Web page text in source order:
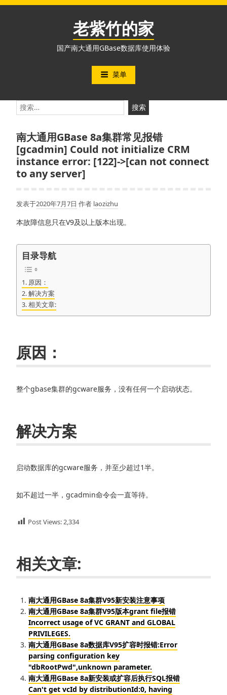
跳
老紫竹的家
国产南大通用GBase数据库使用体验
菜单
搜
索：
南大通用GBase 8a集群常见报错
[gcadmin] Could not initialize CRM
instance error: [122]->[can not connect
to any server]
发表于2020年7月7日 作者 laozizhu
本故障信息只在V9及以上版本出现。
目录导航
原因：
解决方案
相关文章:
原因：
整个gbase集群的gcware服务，没有任何一个启动状态。
解决方案
启动数据库的gcware服务，并至少超过1半。
如不超过一半，gcadmin命令会一直等待。
Post Views:2,334
相关文章:
南大通用GBase 8a集群V95新安装注意事项
南大通用GBase 8a集群V95版本grant file报错
Incorrect usage of VC GRANT and GLOBAL
PRIVILEGES.
南大通用GBase 8a数据库V95扩容时报错:Error
parsing configuration key
"dbRootPwd",unknown parameter.
南大通用GBase 8a新安装或扩容后执行SQL报错
Can't get vcId by distributionId:0, having